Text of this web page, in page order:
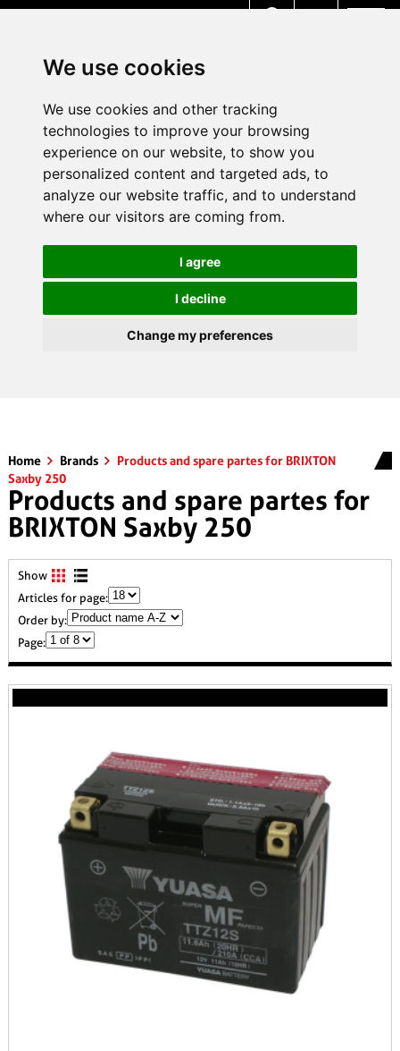
We use cookies
We use cookies and other tracking
technologies to improve your browsing
experience on our website, to show you
personalized content and targeted ads, to
analyze our website traffic, and to understand
where our visitors are coming from.
I agree
I decline
Change my preferences
Home Brands
Products and spare partes for BRIXTON
Saxby 250
Products and spare partes for
BRIXTON Saxby 250
Show
Articles for page:
Order by:
Page: